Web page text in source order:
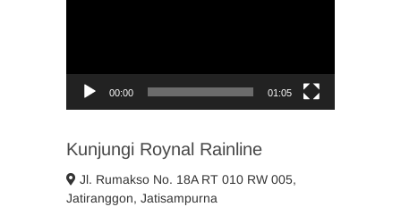
00:00 01:05
Kunjungi Roynal Rainline
Jl. Rumakso No. 18A RT 010 RW 005,
Jatiranggon, Jatisampurna